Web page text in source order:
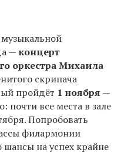
— концерт
оркестра Михаила
скрипача
пройдёт 1 ноября —
почти все места в зале
Попробовать
филармонии
шансы на успех крайне